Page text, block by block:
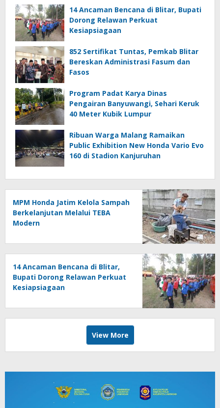
14 Ancaman Bencana di Blitar, Bupati
Dorong Relawan Perkuat
Kesiapsiagaan
852 Sertifikat Tuntas, Pemkab Blitar
Bereskan Administrasi Fasum dan
Fasos
Program Padat Karya Dinas
Pengairan Banyuwangi, Sehari Keruk
40 Meter Kubik Lumpur
Ribuan Warga Malang Ramaikan
Public Exhibition New Honda Vario Evo
160 di Stadion Kanjuruhan
MPM Honda Jatim Kelola Sampah
Berkelanjutan Melalui TEBA
Modern
14 Ancaman Bencana di Blitar,
Bupati Dorong Relawan Perkuat
Kesiapsiagaan
View More